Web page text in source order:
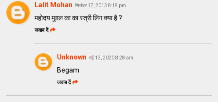
Lalit Mohan सितंबर 17, 2013 8:18 pm
महोदय मुग़ल का का स्त्री लिंग क्या है ?
जवाब दें
Unknown मई 13, 2020 8:28 am
Begam
जवाब दें